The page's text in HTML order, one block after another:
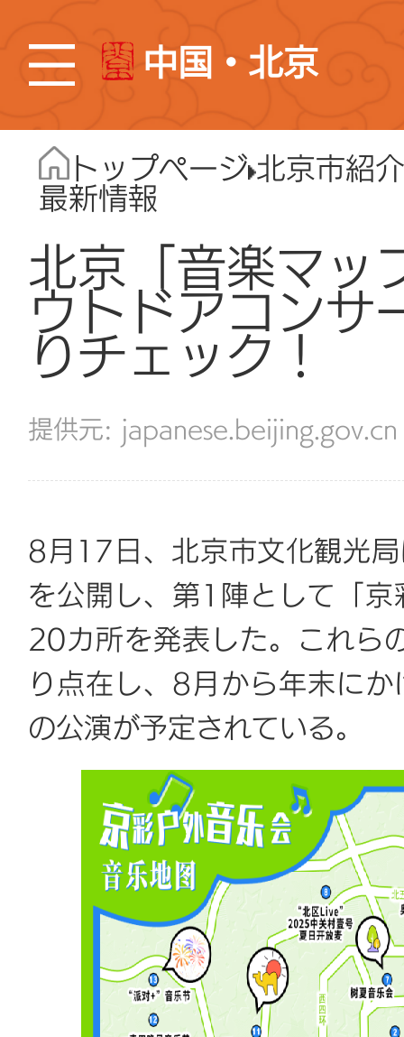
中国・北京
トップページ 北京市紹
最新情報
北京「音楽マ
ウトドアコンサ
りチェック！
japanese.beijing.gov.cn
8月17日、北京市文化観光
を公開し、第1陣として「
20カ所を発表した。これら
り点在し、8月から年末に
の公演が予定されている。